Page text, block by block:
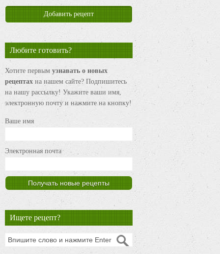
Добавить рецепт
Любите готовить?
Хотите первым узнавать о новых
рецептах на нашем сайте? Подпишитесь
на нашу рассылку! Укажите ваши имя,
электронную почту и нажмите на кнопку!
Ваше имя
Электронная почта
Ищете рецепт?